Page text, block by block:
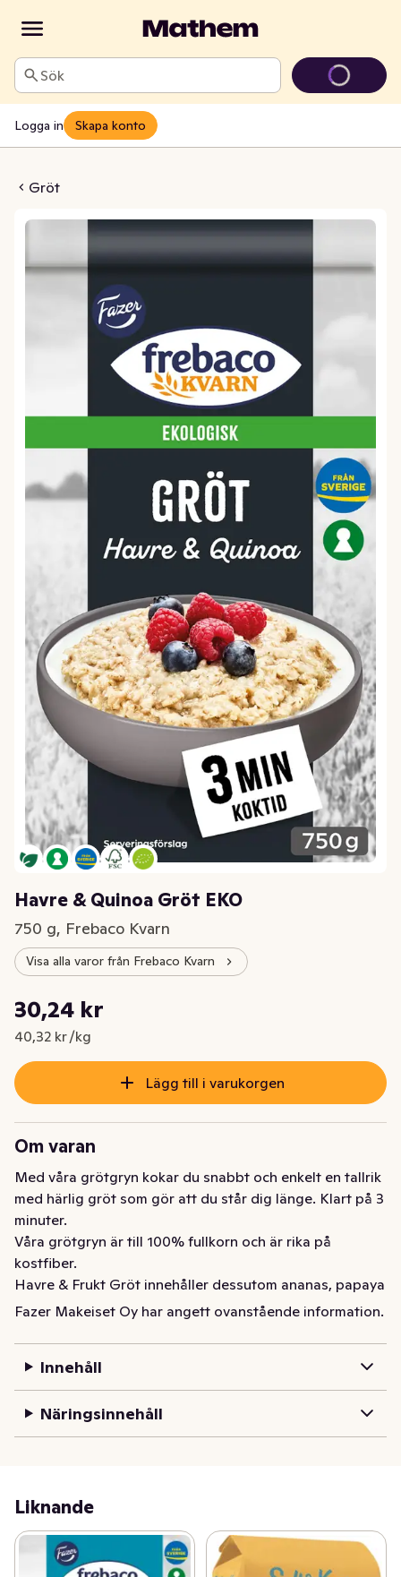
Sök
Logga in Skapa konto
Gröt
Gröt EKO
Havre & Quinoa Gröt EKO
750 g, Frebaco Kvarn
Visa alla varor från Frebaco Kvarn
Nuvarande pris är: 30,24 kr
30,24 kr
40,32 kr /kg
Styckpris: 40,32 kr /kg
Lägg till i varukorgen
Om varan
Med våra grötgryn kokar du snabbt och enkelt en tallrik
med härlig gröt som gör att du står dig länge. Klart på 3
minuter.
Våra grötgryn är till 100% fullkorn och är rika på
kostfiber.
Havre & Frukt Gröt innehåller dessutom ananas, papaya
och russin som ger en lagom sötma.
en nöt- och mandelfri produktion
Havre & Quinoagröt är en ekologisk fullkornprodukt
av havre och quinoa ger en god gröt med spännande
smak.
Fazer Makeiset Oy har angett ovanstående information.
Innehåll
Näringsinnehåll
Liknande